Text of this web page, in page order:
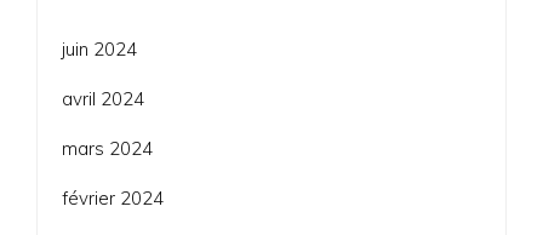
juin 2024
avril 2024
mars 2024
février 2024